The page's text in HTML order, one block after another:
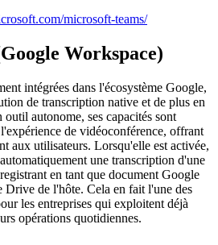
microsoft-teams/
Workspace)
intégrées dans l'écosystème Google,
de transcription native et de plus en
autonome, ses capacités sont
de vidéoconférence, offrant
aux utilisateurs. Lorsqu'elle est activée,
une transcription d'une
en tant que document Google
Drive de l'hôte. Cela en fait l'une des
les entreprises qui exploitent déjà
opérations quotidiennes.